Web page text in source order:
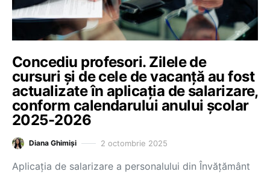
Concediu profesori. Zilele de
cursuri și de cele de vacanță au fost
actualizate în aplicația de salarizare,
conform calendarului anului școlar
2025-2026
Diana Ghimiși 2 octombrie 2025
Aplicația de salarizare a personalului din Învățământ